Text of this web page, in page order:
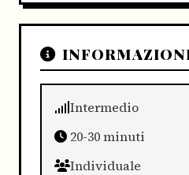
Intermedio
20-30 minuti
Individuale